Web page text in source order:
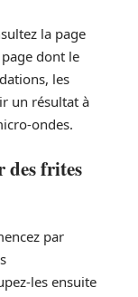
la page
dont le
les
un résultat à
ondes.
des frites
par
les ensuite